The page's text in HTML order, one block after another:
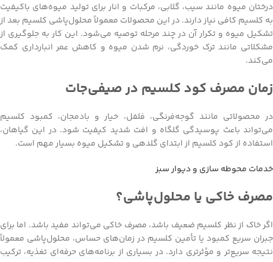
درختان میوه مانند سیب، گلابی، مرکبات و انار برای تولید میوه‌های باکیفیت
به کلسیم کافی نیاز دارند. در این محصولات معمولاً محلول‌پاشی کلسیم بعد از
تشکیل میوه و تکرار آن در چند مرحله توصیه می‌شود. این کار به جلوگیری از
مشکلاتی مانند ترک خوردگی، نرم شدن میوه و کاهش عمر انبارداری کمک
می‌کند.
زمان مصرف کود کلسیم در صیفی‌جات
در محصولاتی مانند گوجه‌فرنگی، فلفل، خیار و بادمجان، کمبود کلسیم
می‌تواند باعث پوسیدگی گلگاه و افت شدید کیفیت شود. در این گیاهان،
استفاده از کود کلسیم از ابتدای گلدهی و تشکیل میوه بسیار مهم است.
خدمات محوطه سازی و دیوار سبز
مصرف خاکی یا محلول‌پاشی؟
اگر خاک از نظر کلسیم ضعیف باشد، مصرف خاکی می‌تواند مفید باشد. اما برای
جبران سریع کمبود یا تأمین کلسیم در زمان‌های حساس، محلول‌پاشی معمولاً
نتیجه سریع‌تر و مؤثرتری دارد. در بسیاری از برنامه‌های حرفه‌ای تغذیه، ترکیب